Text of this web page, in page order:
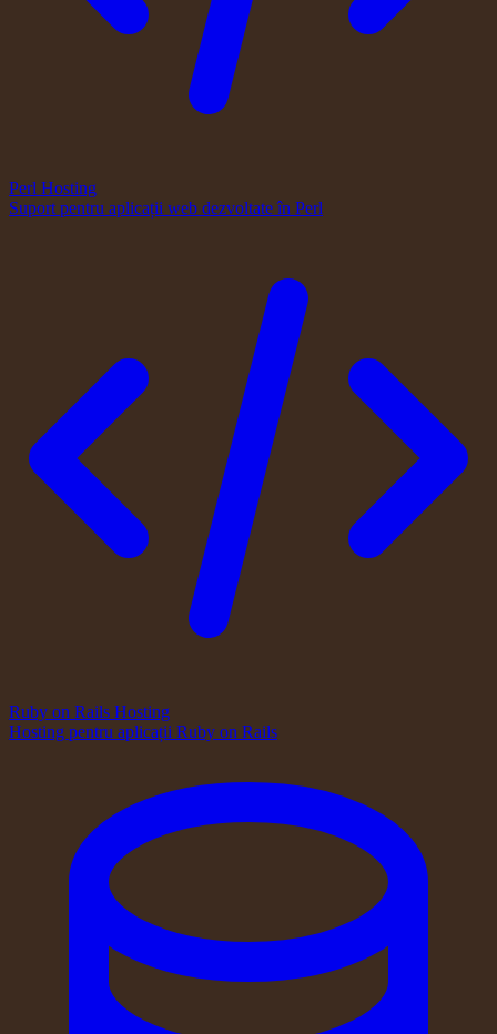
Perl Hosting
Suport pentru aplicații web dezvoltate în Perl
Ruby on Rails Hosting
Hosting pentru aplicații Ruby on Rails